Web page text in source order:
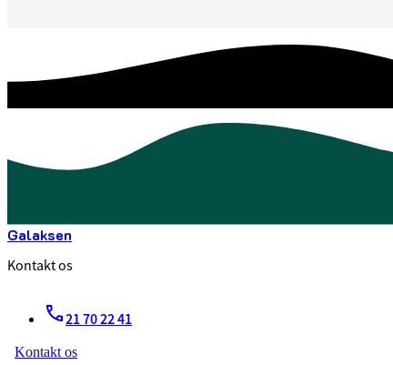
Galaksen
Kontakt os
21 70 22 41
Kontakt os